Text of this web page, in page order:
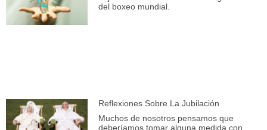
del boxeo mundial.
Reflexiones Sobre La Jubilación
Muchos de nosotros pensamos que
deberíamos tomar alguna medida con